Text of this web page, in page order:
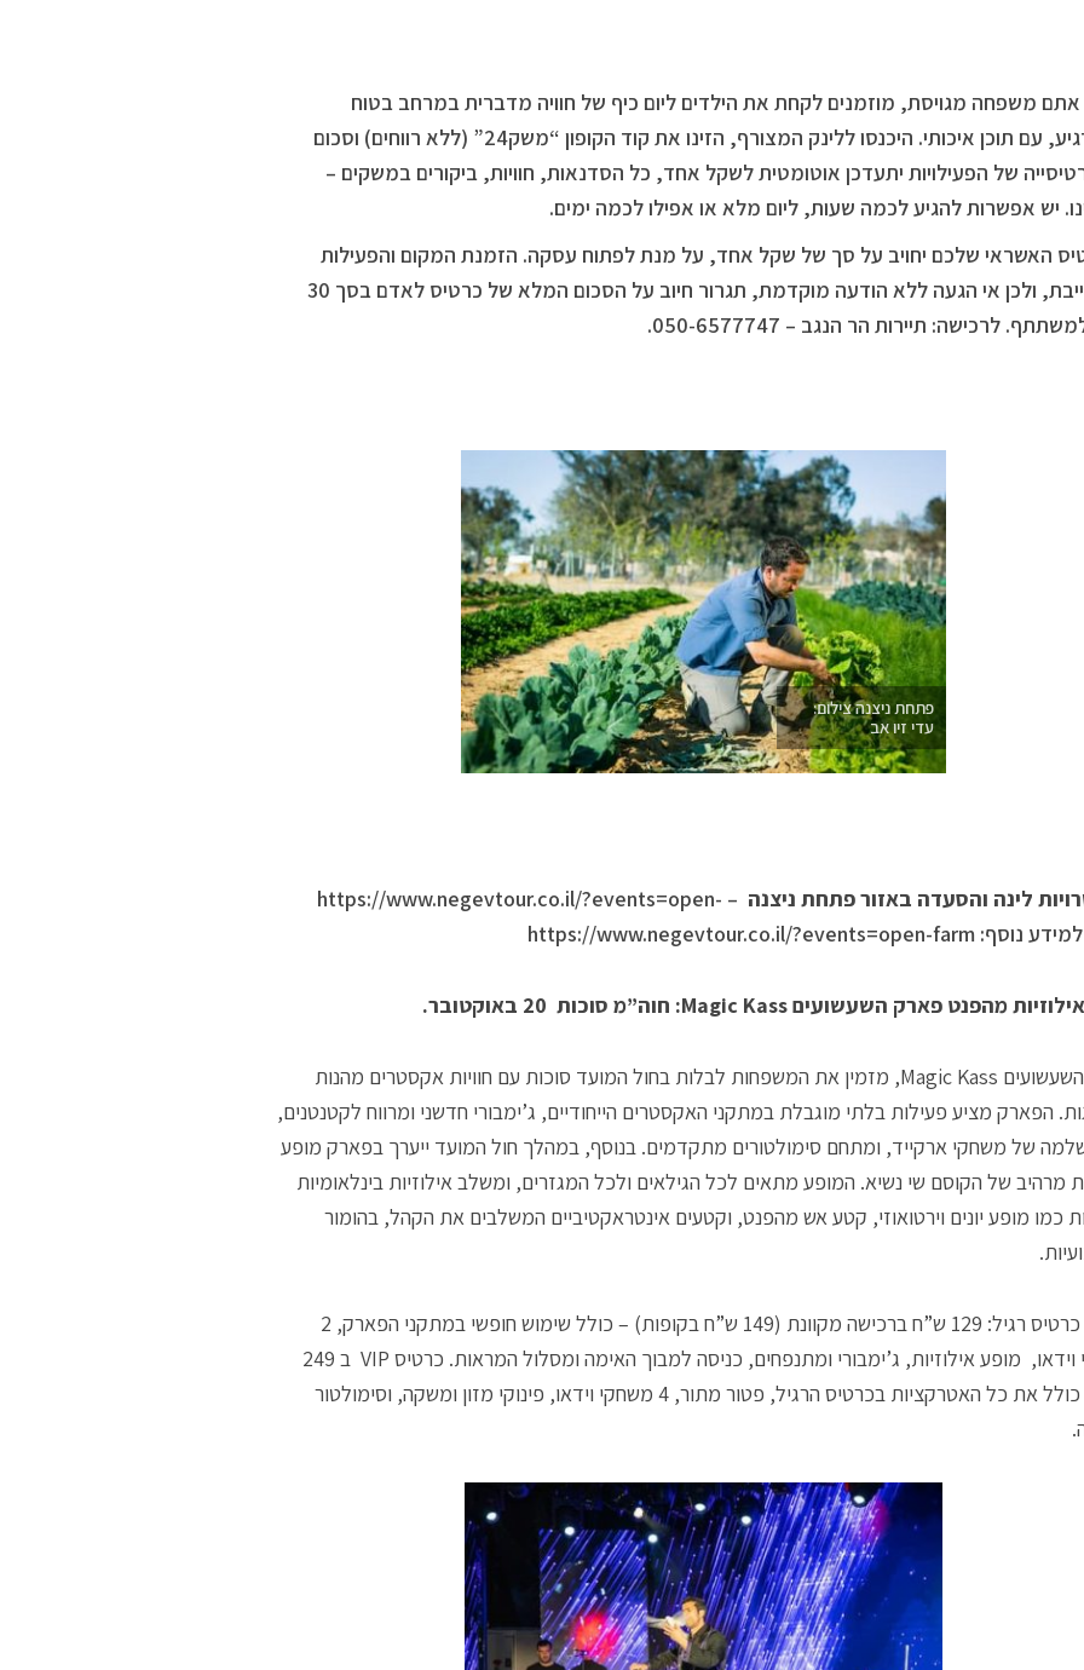
משפחה מגויסת, מוזמנים לקחת את הילדים ליום כיף של חוויה מדברית במרחב בטוח
ומרגיע, עם תוכן איכותי. היכנסו ללינק המצורף, הזינו את קוד הקופון “משק24” (ללא רווחים) וסכום
של הפעילויות יתעדכן אוטומטית לשקל אחד, כל הסדנאות, חוויות, ביקורים במשקים –
יש אפשרות להגיע לכמה שעות, ליום מלא או אפילו לכמה ימים.
האשראי שלכם יחויב על סך של שקל אחד, על מנת לפתוח עסקה. הזמנת המקום והפעילות
מחייבת, ולכן אי הגעה ללא הודעה מוקדמת, תגרור חיוב על הסכום המלא של כרטיס לאדם בסך 30
לרכישה: תיירות הר הנגב – 050-6577747.
פתחת ניצנה צילום:
עדי זיו אב
לינה והסעדה באזור פתחת ניצנה
– https://www.negevtour.co.il/?events=open-
מהפנט פארק השעשועיםMagic Kass
: חוה”מ סוכות 20 באוקטובר.
פארק השעשועים Magic Kass, מזמין את המשפחות לבלות בחול המועד סוכות עם חוויות אקסטרים מהנות
הפארק מציע פעילות בלתי מוגבלת במתקני האקסטרים הייחודיים, ג’ימבורי חדשני ומרווח לקטנטנים,
של משחקי ארקייד, ומתחם סימולטורים מתקדמים. בנוסף, במהלך חול המועד ייערך בפארק מופע
מרהיב של הקוסם שי נשיא. המופע מתאים לכל הגילאים ולכל המגזרים, ומשלב אילוזיות בינלאומיות
כמו מופע יונים וירטואוזי, קטע אש מהפנט, וקטעים אינטראקטיביים המשלבים את הקהל, בהומור
כרטיס רגיל: 129 ש”ח ברכישה מקוונת (149 ש”ח בקופות) – כולל שימוש חופשי במתקני הפארק, 2
משחקי וידאו, מופע אילוזיות, ג’ימבורי ומתנפחים, כניסה למבוך האימה ומסלול המראות. כרטיס VIP ב 249
ש”ח – כולל את כל האטרקציות בכרטיס הרגיל, פטור מתור, 4 משחקי וידאו, פינוקי מזון ומשקה, וסימולטור